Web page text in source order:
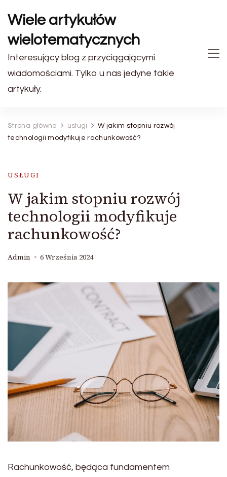
Wiele artykułów
wielotematycznych
Interesujący blog z przyciągającymi
wiadomościami. Tylko u nas jedyne takie
artykuły.
Strona główna usługi
W jakim stopniu rozwój
technologii modyfikuje rachunkowość?
USŁUGI
W jakim stopniu rozwój
technologii modyfikuje
rachunkowość?
Admin 6 Września 2024
Rachunkowość, będąca fundamentem